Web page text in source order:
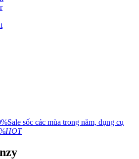
Sale sốc các mùa trong năm, dụng cụ
HOT